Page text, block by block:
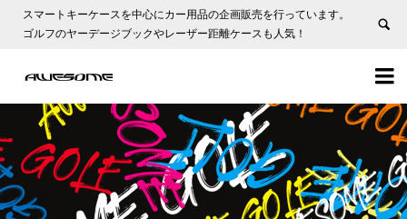
スマートキーケースを中心にカー用品の企画販売を行っています。
ゴルフのヤーデージブックやレーザー距離ケースも人気！

